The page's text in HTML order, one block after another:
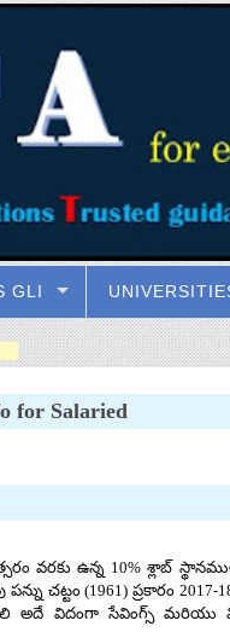
GLI
for Salaried
వరకు ఉన్న 10% శ్లాబ్
చట్టం (1961) ప్రకారం 2017-
అదే విదంగా సేవింగ్స్